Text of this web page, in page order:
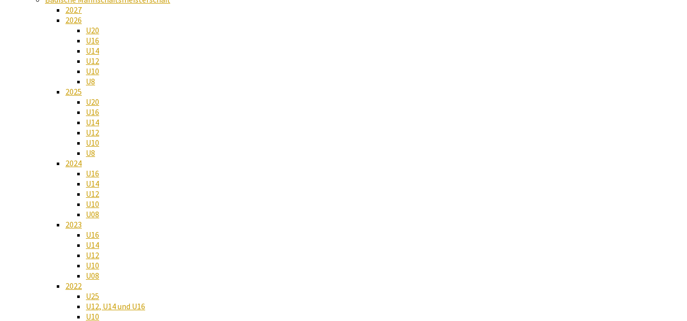
2027
2026
U20
U16
U14
U12
U10
U8
2025
U20
U16
U14
U12
U10
U8
2024
U16
U14
U12
U10
U08
2023
U16
U14
U12
U10
U08
2022
U25
U12, U14 und U16
U10